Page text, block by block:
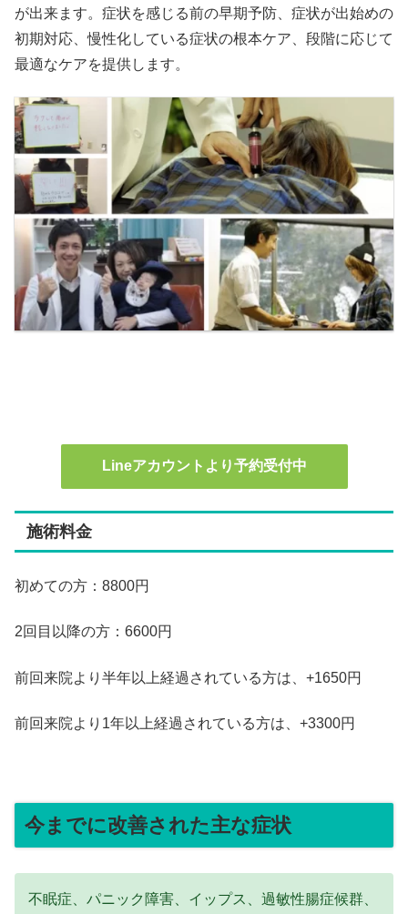
が出来ます。症状を感じる前の早期予防、症状が出始めの
初期対応、慢性化している症状の根本ケア、段階に応じて
最適なケアを提供します。
Lineアカウントより予約受付中
施術料金
初めての方：8800円
2回目以降の方：6600円
前回来院より半年以上経過されている方は、+1650円
前回来院より1年以上経過されている方は、+3300円
今までに改善された主な症状
不眠症、パニック障害、イップス、過敏性腸症候群、